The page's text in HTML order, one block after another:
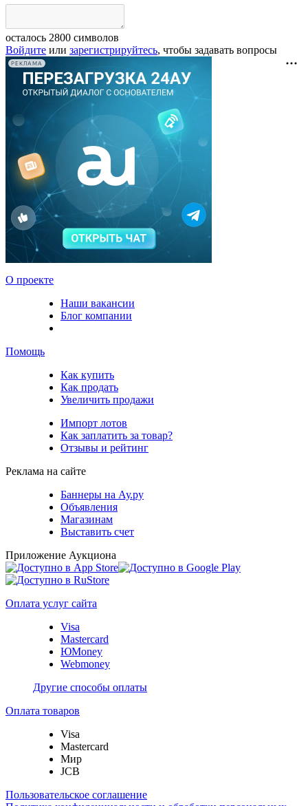
осталось 2800 символов
Войдите или зарегистрируйтесь, чтобы задавать вопросы
РЕКЛАМА
О проекте
Наши вакансии
Блог компании
Помощь
Как купить
Как продать
Увеличить продажи
Импорт лотов
Как заплатить за товар?
Отзывы и рейтинг
Реклама на сайте
Баннеры на Ау.ру
Объявления
Магазинам
Выставить счет
Приложение Аукциона
Оплата услуг сайта
Visa
Mastercard
ЮMoney
Webmoney
Другие способы оплаты
Оплата товаров
Visa
Mastercard
Мир
JCB
Пользовательское соглашение